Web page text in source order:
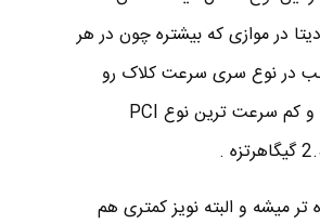
در موازی که بیشتره چون در هر
! خب در نوع سری سرعت کلاک رو
بیشتر می کنن . مثلا پهنای باند در PCI حدود 133 مگاهرتز بود اما در نوع سری و کم سرعت ترین نوع PCI
میشه و البته نویز کمتری هم